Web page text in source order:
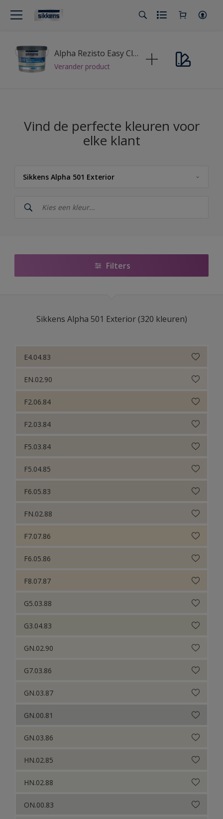
Alpha Rezisto Easy Clean
Verander product
Vind de perfecte kleuren voor
elke klant
Sikkens Alpha 501 Exterior
Sikkens
Sikkens Alpha 501 Exterior
Sikkens Kleurselectie Grijzen
Sikkens Kleurselectie Witten
Sikkens Van Gogh Collectie kleuren
Sikkens Colour Futures 2024
Sikkens Colour Futures 2023
Sikkens Colour Futures 2022
Filters
Sikkens Alpha 501 Exterior (320 kleuren)
E4.04.83
EN.02.90
F2.06.84
F2.03.84
F5.03.84
F5.04.85
F6.05.83
FN.02.88
F7.07.86
F6.05.86
F8.07.87
G5.03.88
G3.04.83
GN.02.90
G7.03.86
GN.03.87
GN.00.81
GN.03.86
HN.02.85
HN.02.88
ON.00.83